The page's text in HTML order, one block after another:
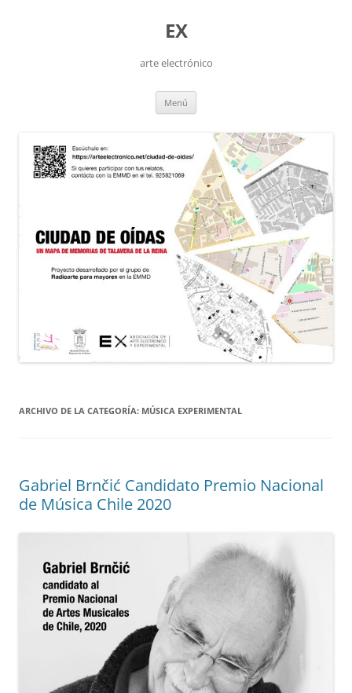
EX
arte electrónico
Menú
ARCHIVO DE LA CATEGORÍA: MÚSICA EXPERIMENTAL
Gabriel Brnčić Candidato Premio Nacional
de Música Chile 2020